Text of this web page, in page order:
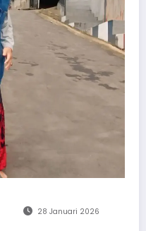
28 Januari 2026